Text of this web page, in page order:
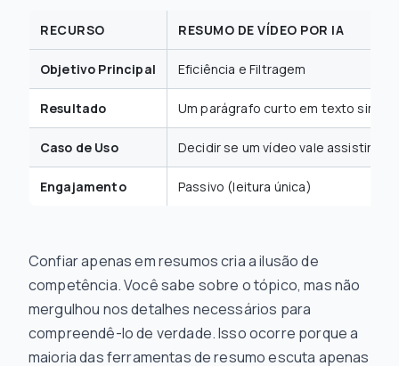
RECURSO RESUMO DE VÍDEO POR IA
Objetivo Principal Eficiência e Filtragem
Resultado Um parágrafo curto em texto
Caso de Uso Decidirse um vídeo vale assistir
Engajamento Passivo (leitura única)
Confiar apenas em resumos cria a ilusão de
competência. Você sabe sobre o tópico, mas não
mergulhou nos detalhes necessários para
compreendê-lo de verdade. Isso ocorre porque a
maioria das ferramentas de resumo escuta apenas